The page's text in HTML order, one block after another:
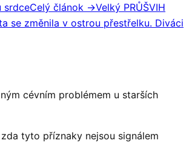
srdceCelý článok →Velký PRŮŠVIH
se změnila v ostrou přestřelku. Diváci
cévním problémem u starších
tyto příznaky nejsou signálem